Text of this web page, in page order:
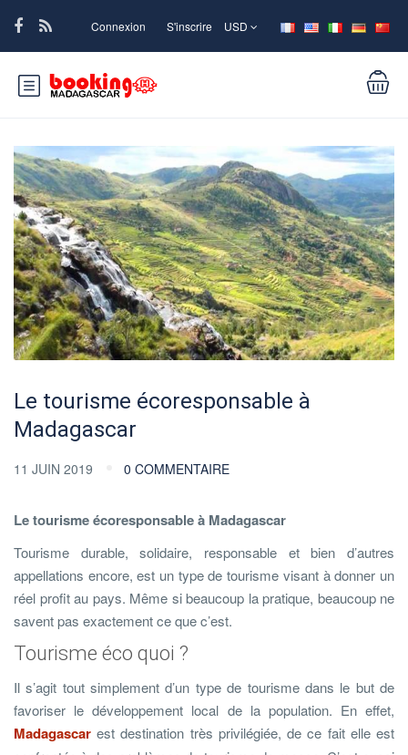
Connexion S'inscrire USD
Le tourisme écoresponsable à
Madagascar
11 JUIN 2019 0 COMMENTAIRE
Le tourisme écoresponsable à Madagascar
Tourisme durable, solidaire, responsable et bien d’autres
appellations encore, est un type de tourisme visant à donner un
réel profit au pays. Même si beaucoup la pratique, beaucoup ne
savent pas exactement ce que c’est.
Tourisme éco quoi ?
Il s’agit tout simplement d’un type de tourisme dans le but de
favoriser le développement local de la population. En effet,
Madagascar est destination très privilégiée, de ce fait elle est